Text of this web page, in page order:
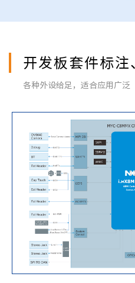
开发板套件标注
各种外设给足，适合应用广泛